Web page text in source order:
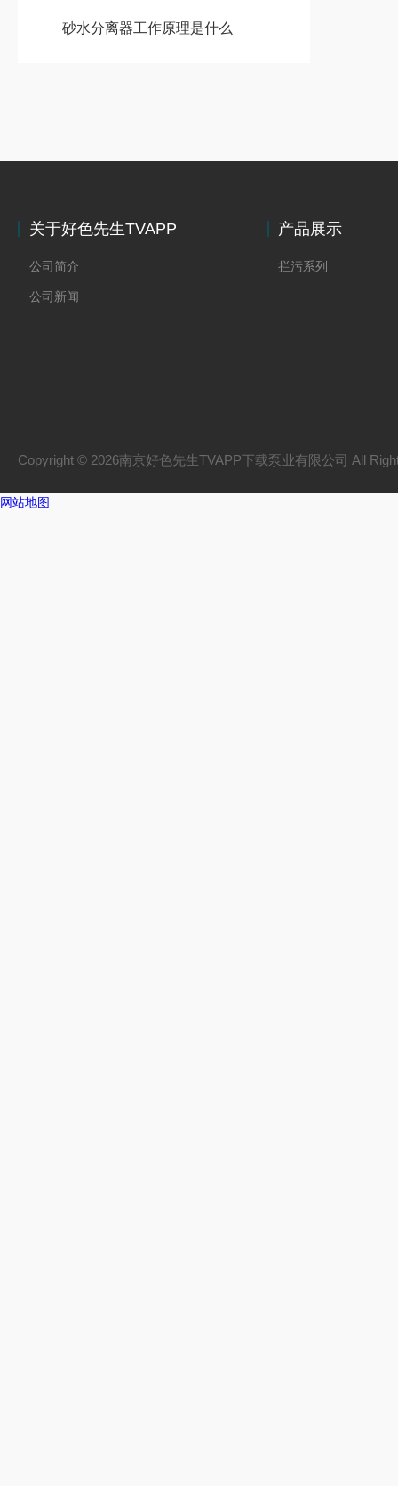
砂水分离器工作原理是什么
关于好色先生TVAPP
公司简介
公司新闻
产品展示
拦污系列
Copyright © 2026南京好色先生TVAPP下载泵业有限公司 All
网站地图